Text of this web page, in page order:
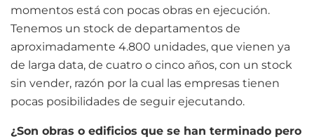
momentos está con pocas obras en ejecución.
Tenemos un stock de departamentos de
aproximadamente 4.800 unidades, que vienen ya
de larga data, de cuatro o cinco años, con un stock
sin vender, razón por la cual las empresas tienen
pocas posibilidades de seguir ejecutando.
¿Son obras o edificios que se han terminado pero